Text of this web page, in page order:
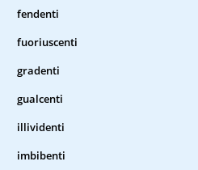
fendenti
fuoriuscenti
gradenti
gualcenti
illividenti
imbibenti